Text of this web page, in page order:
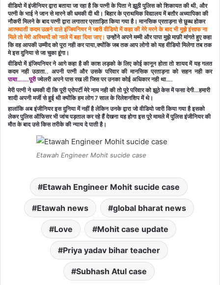
वीडियो में इंजीनियर द्वारा बताया जा रहा है कि पत्नी के पिता ने झूठी पुलिस को शिकायत की थी, और
पत्नी के भाई ने जान से मारने की धमकी दी थी। बिहार के प्राथमिक विद्यालय में बतौर अध्यापिका की
नौकरी मिलने के बाद पत्नी द्वारा लगातार प्रताड़ित किया गया है। मानसिक प्रताड़ना से छुब्ध होकर
आत्मघाती कदम उठाने वाले इंजियनियर ने जारी वीडियो में कहा की मेरे मरने के बाद भी मुझे इंसाफ ना
मिले तो मेरी अस्थियों को नाले में बहा दिया जाए। उन्होंने अपने मम्मी और पापा मुझे माफ़ी मांगते हुए कहा
कि वह आपकी उम्मीद को पूरा नही कर पाया,क्योंकि जब तक आप लोगो को यह वीडियो मिलेगा तब तक
मे इस दुनिया से जा चुका हूंगा।
वीडियो में इंजियनियर ने आगे कहा है की काश लड़को के लिए कोई कानून होता तो शायद में यह गलत
कदम नही उठाता.. अपनी पत्नी और उसके परिवार की मानसिक प्रताड़ना को सहन नही कर
पाया…….पूरीज्वेलरी अपने पास रख ली जिस पर उनका कोई अधिकार नही था….
मेरी पत्नी ने धमकी दी कि पूरी प्रोपर्टी मेरे नाम नही की तो पूरे परिवार को झूठे केस में फसा देगी…हमारी
शादी अपनी मर्जी से हुई थी क्योंकि हम लोग 7 साल के रिलेशनशिप में थे।
हालांकि अब इंजीनियर इस दुनिया में नहीं है लेकिन उनके द्वारा जो वीडियो जारी किया गया है इसको
लेकर पुलिस ऑफिसर भी जांच पड़ताल कर रहे हैं देखना यह होगा इस पूरे मामले में पुलिस इंजीनियर की
मौत के बाद उसे किस तरीके की न्याय दे पाती है।
Etawah Engineer Mohit sucide case
Etawah Engineer Mohit sucide case
Etawah news global bharat news
Love Mohit case update
Priya yadav bihar teacher
Subhash Atul case